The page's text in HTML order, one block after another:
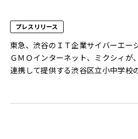
プレスリリース
東急、渋谷のＩＴ企業サイバーエー
ＧＭＯインターネット、ミクシィが
連携して提供する渋谷区立小中学校